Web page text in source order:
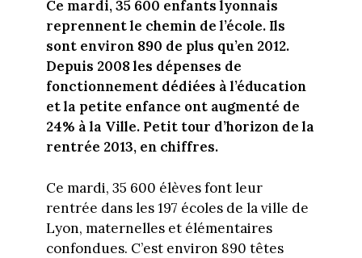
Ce mardi, 35 600 enfants lyonnais
reprennent le chemin de l’école. Ils
sont environ 890 de plus qu’en 2012.
Depuis 2008 les dépenses de
fonctionnement dédiées à l’éducation
et la petite enfance ont augmenté de
24% à la Ville. Petit tour d’horizon de la
rentrée 2013, en chiffres.
Ce mardi, 35 600 élèves font leur
rentrée dans les 197 écoles de la ville de
Lyon, maternelles et élémentaires
confondues. C’est environ 890 têtes